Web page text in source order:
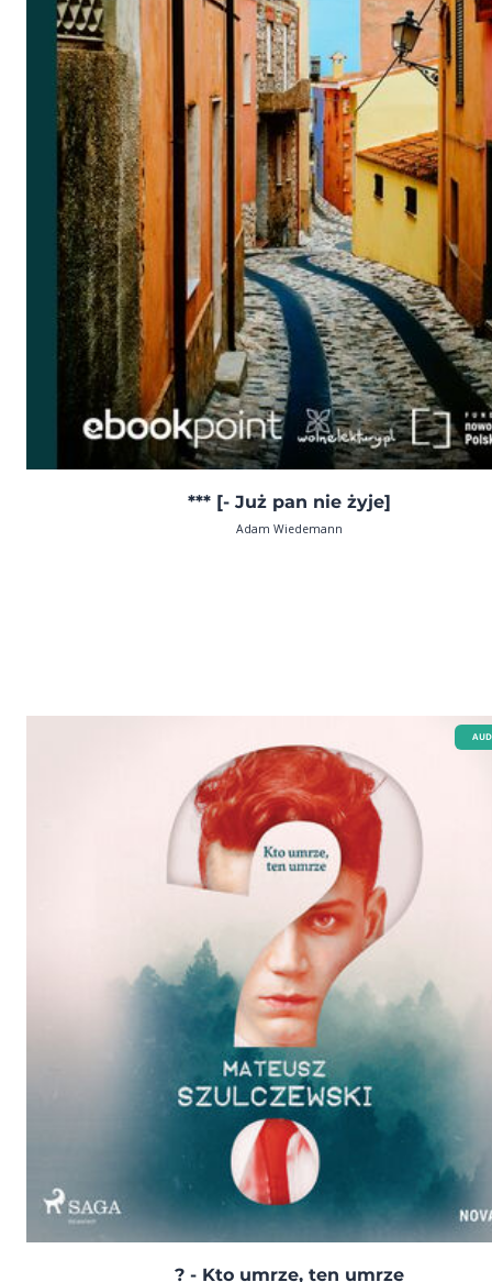
*** [- Już pan nie żyje]
Adam Wiedemann
? - Kto umrze, ten umrze